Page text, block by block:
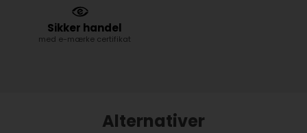
Sikker handel
med e-mærke certifikat
Alternativer